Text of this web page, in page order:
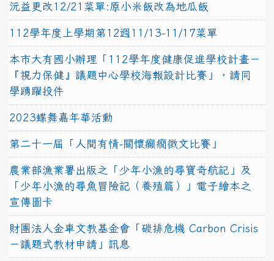
沅益更改12/21菜單:原小米飯改為地瓜飯
112學年度上學期第12週11/13-11/17菜單
本市大有國小辦理「112學年度健康促進學校計畫－
『視力保健』議題中心學校海報設計比賽」，請同
學踴躍投件
2023蝶舞嘉年華活動
第二十一屆「人間有情-關懷癲癇徵文比賽」
農業部漁業署出版之「少年小漁的尋寶奇航記」及
「少年小漁的尋魚冒險記（養殖篇）」電子繪本之
宣傳圖卡
財團法人金車文教基金會「碳排危機 Carbon Crisis
－議題式教材申請」訊息